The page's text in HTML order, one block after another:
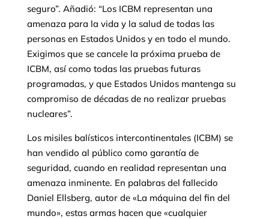
seguro”. Añadió: “Los ICBM representan una
amenaza para la vida y la salud de todas las
personas en Estados Unidos y en todo el mundo.
Exigimos que se cancele la próxima prueba de
ICBM, así como todas las pruebas futuras
programadas, y que Estados Unidos mantenga su
compromiso de décadas de no realizar pruebas
nucleares”.
Los misiles balísticos intercontinentales (ICBM) se
han vendido al público como garantía de
seguridad, cuando en realidad representan una
amenaza inminente. En palabras del fallecido
Daniel Ellsberg, autor de «La máquina del fin del
mundo», estas armas hacen que «cualquier